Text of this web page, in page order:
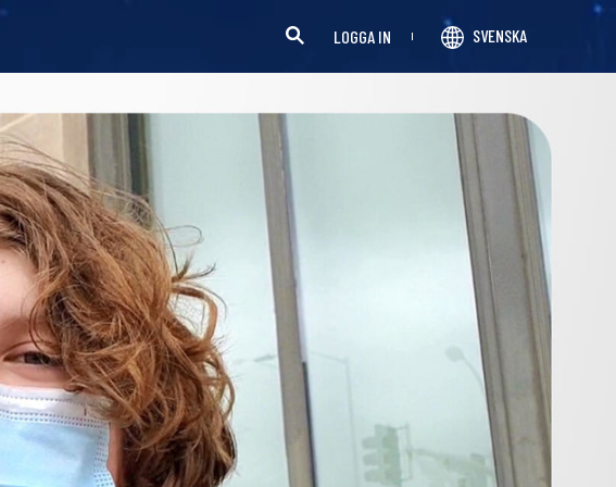
LOGGA IN SVENSKA